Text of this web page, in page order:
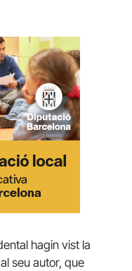
hagin vist la
seu autor, que